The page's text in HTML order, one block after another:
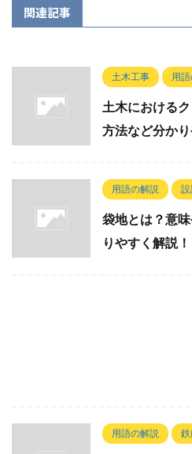
関連記事
土木工事 用
土木における
方法など分か
用語の解説 設
袋地とは？意
りやすく解説！
用語の解説